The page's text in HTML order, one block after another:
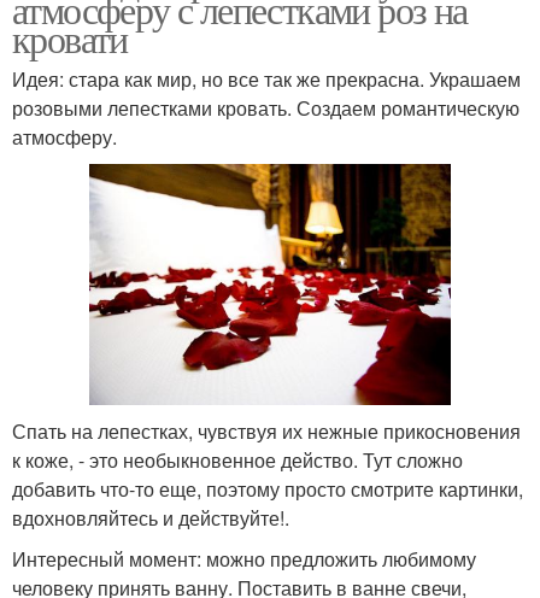
кровати
Идея: стара как мир, но все так же прекрасна. Украшаем
розовыми лепестками кровать. Создаем романтическую
атмосферу.
Спать на лепестках, чувствуя их нежные прикосновения
к коже, - это необыкновенное действо. Тут сложно
добавить что-то еще, поэтому просто смотрите картинки,
вдохновляйтесь и действуйте!.
Интересный момент: можно предложить любимому
человеку принять ванну. Поставить в ванне свечи,